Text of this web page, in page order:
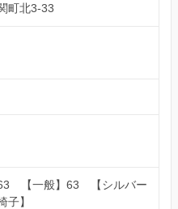
町北3-33
63 【一般】63 【シルバー
】